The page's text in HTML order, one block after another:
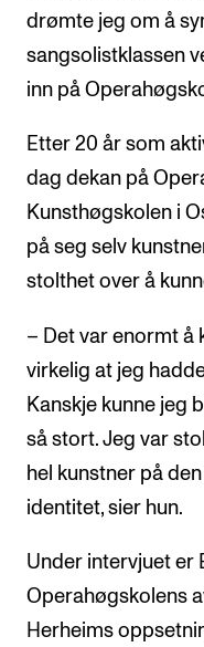
drømte jeg om å
sangsolistklassen
inn på
Etter 20 år som
dag dekan på
Kunsthøgskolen i
på seg selv
stolthet over å
– Det var enormt å
virkelig at jeg
Kanskje kunne jeg
så stort. Jeg var
hel kunstner på
identitet, sier hun.
Under intervjuet er
Operahøgskolens
Herheims